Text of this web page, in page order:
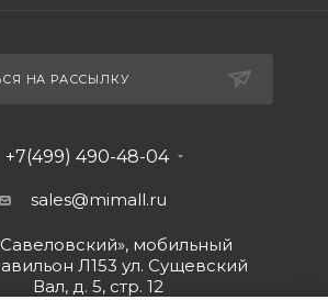
НА РАССЫЛКУ
+7(499) 490-48-04
sales@mimall.ru
мобильный
Л153 ул. Сущевский
Вал, д. 5, стр. 12